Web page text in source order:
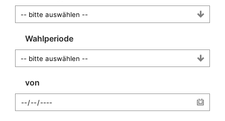
Wahlperiode
von